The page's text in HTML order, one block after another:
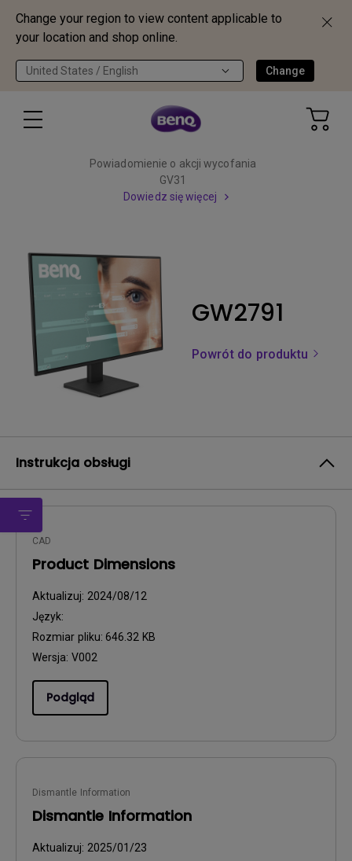
Change your region to view content applicable to
your location and shop online.
United States / English Change
Powiadomienie o akcji wycofania
GV31
Dowiedz się więcej
GW2791
Powrót do produktu
Instrukcja obsługi
CAD
Product Dimensions
Aktualizuj: 2024/08/12
Język:
Rozmiar pliku: 646.32 KB
Wersja: V002
Podgląd
Dismantle Information
Dismantle Information
Aktualizuj: 2025/01/23